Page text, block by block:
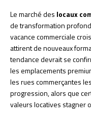
Le marché des locaux
de transformation
vacance commerciale
attirent de nouveaux
tendance devrait se
les emplacements
les rues commerçantes
progression, alors que
valeurs locatives stagner